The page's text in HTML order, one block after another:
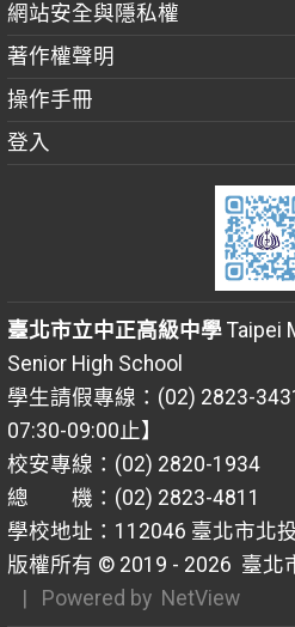
網站安全與隱私權
著作權聲明
操作手冊
登入
臺北市立中正高級中學Taipei
Senior High School
學生請假專線：(02) 2823-
07:30-09:00止】
校安專線：(02) 2820-1934
總 機：(02) 2823-4811
學校地址：112046 臺北市北
版權所有 © 2019 - 2026 臺北
| Powered by NetView